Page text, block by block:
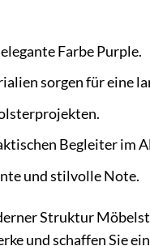
Farbe Purple.
sorgen für eine
Begleiter im
und stilvolle Note.
Struktur
und schaffen Sie